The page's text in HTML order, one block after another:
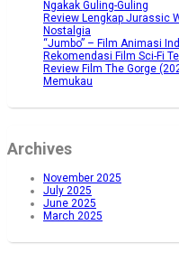
Ngakak Guling-Guling
Review Lengkap Jurassic
Nostalgia
“Jumbo” – Film Animasi
Rekomendasi Film Sci-Fi
Review Film The Gorge
Memukau
Archives
November 2025
July 2025
June 2025
March 2025